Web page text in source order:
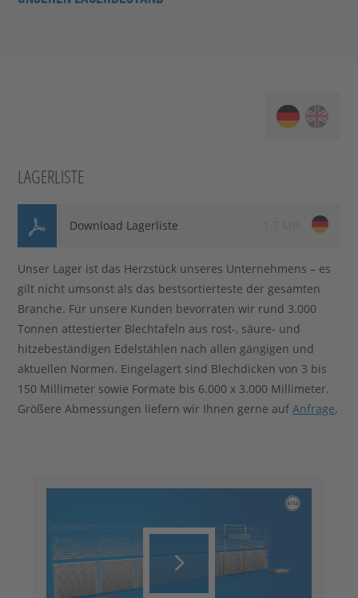
LAGERLISTE
Download Lagerliste
Unser Lager ist das Herzstück unseres Unternehmens – es
gilt nicht umsonst als das bestsortierteste der gesamten
Branche. Für unsere Kunden bevorraten wir rund 3.000
Tonnen attestierter Blechtafeln aus rost-, säure- und
hitzebeständigen Edelstählen nach allen gängigen und
aktuellen Normen. Eingelagert sind Blechdicken von 3 bis
150 Millimeter sowie Formate bis 6.000 x 3.000 Millimeter.
Größere Abmessungen liefern wir Ihnen gerne aufAnfrage.